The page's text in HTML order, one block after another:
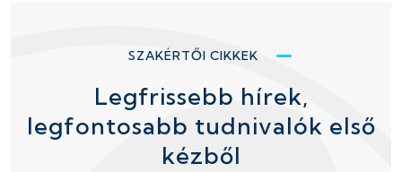
SZAKÉRTŐI CIKKEK
Legfrissebb hírek,
legfontosabb tudnivalók első
kézből